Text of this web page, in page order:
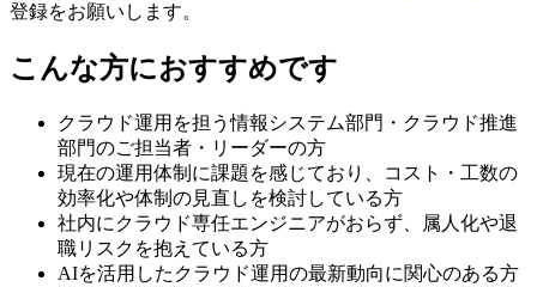
登録をお願いします。
こんな方におすすめです
クラウド運用を担う情報システム部門・クラウド推進
部門のご担当者・リーダーの方
現在の運用体制に課題を感じており、コスト・工数の
効率化や体制の見直しを検討している方
社内にクラウド専任エンジニアがおらず、属人化や退
職リスクを抱えている方
AIを活用したクラウド運用の最新動向に関心のある方